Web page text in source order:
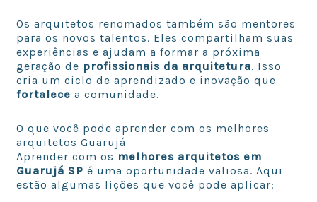
Os arquitetos renomados também são mentores
para os novos talentos. Eles compartilham suas
experiências e ajudam a formar a próxima
geração de profissionais da arquitetura. Isso
cria um ciclo de aprendizado e inovação que
fortalece a comunidade.
O que você pode aprender com os melhores
arquitetos Guarujá
Aprender com os melhores arquitetos em
Guarujá SP é uma oportunidade valiosa. Aqui
estão algumas lições que você pode aplicar: